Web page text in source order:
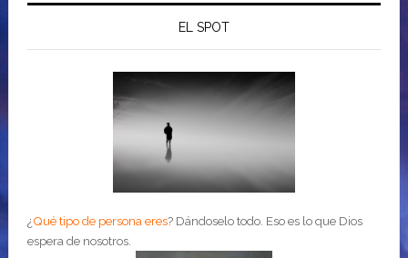
EL SPOT
¿Qué tipo de persona eres? Dándoselo todo. Eso es lo que Dios
espera de nosotros.